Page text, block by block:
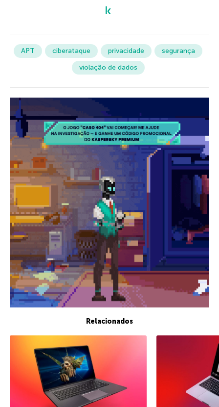
APT ciberataque privacidade
segurança
violação de dados
Relacionados